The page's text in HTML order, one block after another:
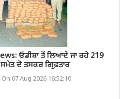
ਓਡੀਸ਼ਾ ਤੋਂ ਲਿਆਂਦੇ ਜਾ ਰਹੇ 219
ਦੋ ਤਸਕਰ ਗ੍ਰਿਫ਼ਤਾਰ
07 Aug 2026 16:52:10